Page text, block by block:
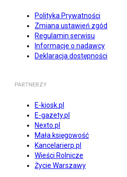
Polityka Prywatności
Zmiana ustawień zgód
Regulamin serwisu
Informacje o nadawcy
Deklaracja dostępności
PARTNERZY
E-kiosk.pl
E-gazety.pl
Nexto.pl
Mała księgowość
Kancelarierp.pl
Wieści Rolnicze
Życie Warszawy